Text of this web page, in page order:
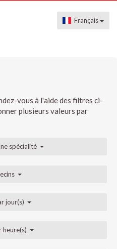
Français
vous à l'aide des filtres ci-
plusieurs valeurs par
spécialité
jour(s)
heure(s)